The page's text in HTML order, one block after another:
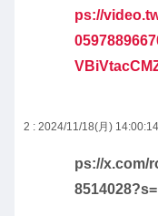
ps://
2 : 2024/11/18(月)
ps://x.com/